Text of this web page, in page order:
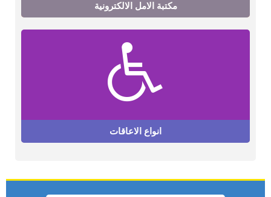
مكتبة الامل الالكترونية
انواع الاعاقات